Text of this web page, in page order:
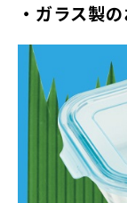
・ガラス製